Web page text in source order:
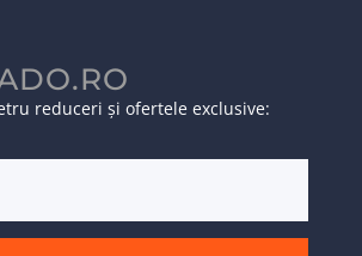
reduceri și ofertele exclusive: